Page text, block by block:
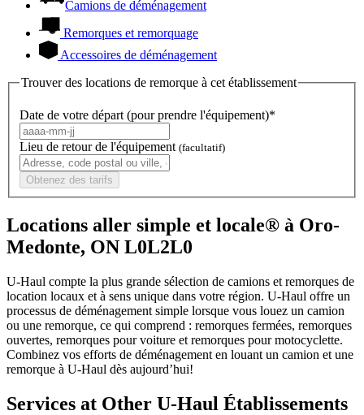
Camions de déménagement
Remorques et remorquage
Accessoires de déménagement
Trouver des locations de remorque à cet établissement
Date de votre départ (pour prendre l'équipement)*
Lieu de retour de l'équipement (facultatif)
Obtenez des tarifs
Locations aller simple et locale® à Oro-
Medonte, ON L0L2L0
U-Haul compte la plus grande sélection de camions et remorques de
location locaux et à sens unique dans votre région. U-Haul offre un
processus de déménagement simple lorsque vous louez un camion
ou une remorque, ce qui comprend : remorques fermées, remorques
ouvertes, remorques pour voiture et remorques pour motocyclette.
Combinez vos efforts de déménagement en louant un camion et une
remorque à U-Haul dès aujourd’hui!
Services at Other U-Haul Établissements